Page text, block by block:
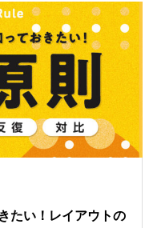
たい！レイアウトの